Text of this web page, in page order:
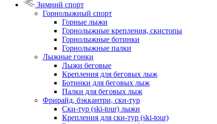
Зимний спорт
Горнолыжный спорт
Горные лыжи
Горнолыжные крепления, скистопы
Горнолыжные ботинки
Горнолыжные палки
Лыжные гонки
Лыжи беговые
Крепления для беговых лыж
Ботинки для беговых лыж
Палки для беговых лыж
Фрирайд, бэккантри, ски-тур
Ски-тур (ski-tour) лыжи
Крепления для ски-тур (ski-tour)